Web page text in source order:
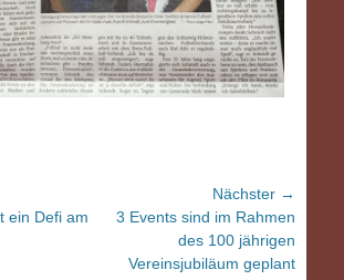
ein Defi am
Nächster →
Nächster
3 Events sind im Rahmen
des 100 jährigen
Vereinsjubiläum geplant